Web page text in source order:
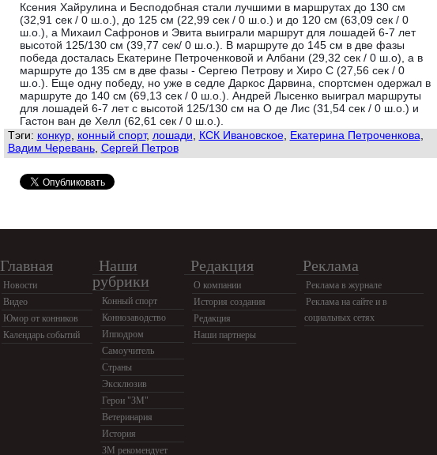
Ксения Хайрулина и Бесподобная стали лучшими в маршрутах до 130 см
(32,91 сек / 0 ш.о.), до 125 см (22,99 сек / 0 ш.о.) и до 120 см (63,09 сек / 0
ш.о.), а Михаил Сафронов и Эвита выиграли маршрут для лошадей 6-7 лет
высотой 125/130 см (39,77 сек/ 0 ш.о.). В маршруте до 145 см в две фазы
победа досталась Екатерине Петроченковой и Албани (29,32 сек / 0 ш.о), а в
маршруте до 135 см в две фазы - Сергею Петрову и Хиро С (27,56 сек / 0
ш.о.). Еще одну победу, но уже в седле Даркос Дарвина, спортсмен одержал в
маршруте до 140 см (69,13 сек / 0 ш.о.). Андрей Лысенко выиграл маршруты
для лошадей 6-7 лет с высотой 125/130 см на О де Лис (31,54 сек / 0 ш.о.) и
Гастон ван де Хелл (62,61 сек / 0 ш.о.).
Тэги: конкур, конный спорт, лошади КСК Ивановское, Екатерина Петроченкова
Вадим Черевань, Сергей Петров
Главная
Новости
Видео
Юмор от конников
Календарь событий
Наши
рубрики
Конный спорт
Коннозаводство
Ипподром
Самоучитель
Страны
Эксклюзив
Герои "ЗМ"
Ветеринария
История
ЗМ рекомендует
Редакция
О компании
История создания
Редакция
Наши партнеры
Реклама
Реклама в журнале
Реклама на сайте и в
социальных сетях